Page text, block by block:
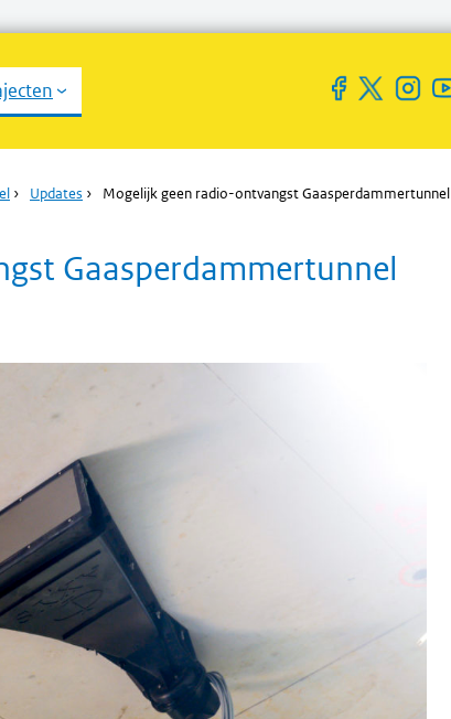
› Updates › Mogelijk geen radio-ontvangst Gaasperdammertunnel
Gaasperdammertunnel